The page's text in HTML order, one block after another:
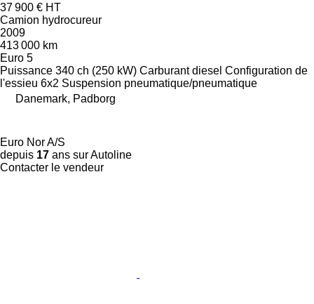
37 900 € HT
Camion hydrocureur
2009
413 000 km
Euro 5
Puissance 340 ch (250 kW) Carburant diesel Configuration de
l'essieu 6x2 Suspension pneumatique/pneumatique
Danemark, Padborg
Euro Nor A/S
depuis 17 ans sur Autoline
Contacter le vendeur